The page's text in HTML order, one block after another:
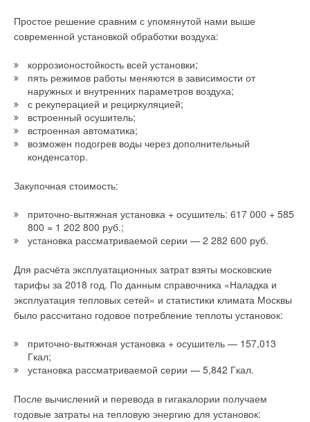
Простое решение сравним с упомянутой нами выше
современной установкой обработки воздуха:
коррозионостойкость всей установки;
пять режимов работы меняются в зависимости от
наружных и внутренних параметров воздуха;
с рекуперацией и рециркуляцией;
встроенный осушитель;
встроенная автоматика;
возможен подогрев воды через дополнительный
конденсатор.
Закупочная стоимость:
приточно-вытяжная установка + осушитель: 617 000 + 585
800 = 1 202 800 руб.;
установка рассматриваемой серии — 2 282 600 руб.
Для расчёта эксплуатационных затрат взяты московские
тарифы за 2018 год. По данным справочника «Наладка и
эксплуатация тепловых сетей» и статистики климата Москвы
было рассчитано годовое потребление теплоты установок:
приточно-вытяжная установка + осушитель — 157,013
Гкал;
установка рассматриваемой серии — 5,842 Гкал.
После вычислений и перевода в гигакалории получаем
годовые затраты на тепловую энергию для установок:
Комментарии
В этой теме еще нет комментариев
Добавить комментарий
Ваш E-mail *
Текст комментария
Такой рекуператор представляет собой замкнутую систему
трубопроводов, закачанных хладагентом, который в
при контакте с холодным приточным воздухом вновь
конденсируется и принимает жидкое агрегатное состояние.
Показатель эффективности находится в пределах 50–70 %.
Рекуператор воздуха, применяемый в системе вентиляции,
позволяет добиться значительного снижения нагрузки на
отопительную систему. Однако даже применение
дополнительных секций в системе вентиляции. Для
нагревательные элементы или жидкостные калориферы, а
для охлаждения приточного воздуха до заданной
температуры — центральные кондиционеры или чиллеры.
Применение классических типов рекуператоров в системах
вентиляции даёт возможность вторично использовать от 45
% тепла вытяжного воздуха.
способы и эффективность утилизации тепла вытяжного
воздуха для сохранения его внутри обслуживаемых
помещений постоянно совершенствуются. Результатом
такого развития является, например, система с
термодинамической рекуперацией тепла (тепловой насос